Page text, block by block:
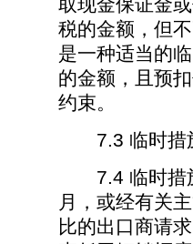
税的金额，但
是一种适当的
的金额，且预
约束。
7.3 临时措施
7.4 临时措施
月，或经有关
比的出口商请